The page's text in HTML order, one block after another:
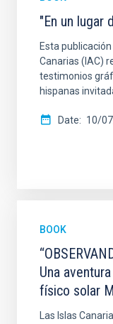
SORT BY
"En un lugar
Esta
Canarias (IAC)
testimonios
hispanas
Date 10/
BOOK
Una
físico solar
Las Islas